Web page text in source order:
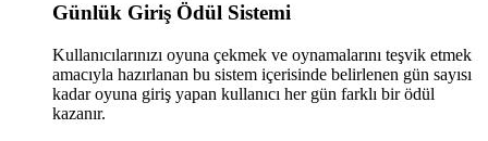
Günlük Giriş Ödül Sistemi
Kullanıcılarınızı oyuna çekmek ve oynamalarını teşvik etmek
amacıyla hazırlanan bu sistem içerisinde belirlenen gün sayısı
kadar oyuna giriş yapan kullanıcı her gün farklı bir ödül
kazanır.